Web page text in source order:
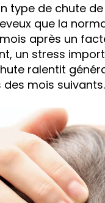
type de chute de
que la
après un
un stress
ralentit
mois suivants.